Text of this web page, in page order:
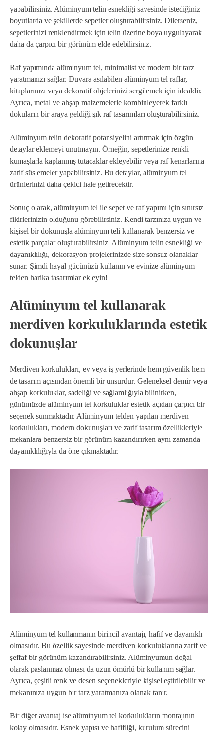
yapabilirsiniz. Alüminyum telin esnekliği sayesinde istediğiniz
boyutlarda ve şekillerde sepetler oluşturabilirsiniz. Dilerseniz,
sepetlerinizi renklendirmek için telin üzerine boya uygulayarak
daha da çarpıcı bir görünüm elde edebilirsiniz.
Raf yapımında alüminyum tel, minimalist ve modern bir tarz
yaratmanızı sağlar. Duvara asılabilen alüminyum tel raflar,
kitaplarınızı veya dekoratif objelerinizi sergilemek için idealdir.
Ayrıca, metal ve ahşap malzemelerle kombinleyerek farklı
dokuların bir araya geldiği şık raf tasarımları oluşturabilirsiniz.
Alüminyum telin dekoratif potansiyelini artırmak için özgün
detaylar eklemeyi unutmayın. Örneğin, sepetlerinize renkli
kumaşlarla kaplanmış tutacaklar ekleyebilir veya raf kenarlarına
zarif süslemeler yapabilirsiniz. Bu detaylar, alüminyum tel
ürünlerinizi daha çekici hale getirecektir.
Sonuç olarak, alüminyum tel ile sepet ve raf yapımı için sınırsız
fikirlerinizin olduğunu görebilirsiniz. Kendi tarzınıza uygun ve
kişisel bir dokunuşla alüminyum teli kullanarak benzersiz ve
estetik parçalar oluşturabilirsiniz. Alüminyum telin esnekliği ve
dayanıklılığı, dekorasyon projelerinizde size sonsuz olanaklar
sunar. Şimdi hayal gücünüzü kullanın ve evinize alüminyum
telden harika tasarımlar ekleyin!
Alüminyum tel kullanarak
merdiven korkuluklarında estetik
dokunuşlar
Merdiven korkulukları, ev veya iş yerlerinde hem güvenlik hem
de tasarım açısından önemli bir unsurdur. Geleneksel demir veya
ahşap korkuluklar, sadeliği ve sağlamlığıyla bilinirken,
günümüzde alüminyum tel korkuluklar estetik açıdan çarpıcı bir
seçenek sunmaktadır. Alüminyum telden yapılan merdiven
korkulukları, modern dokunuşları ve zarif tasarım özellikleriyle
mekanlara benzersiz bir görünüm kazandırırken aynı zamanda
dayanıklılığıyla da öne çıkmaktadır.
Alüminyum tel kullanmanın birincil avantajı, hafif ve dayanıklı
olmasıdır. Bu özellik sayesinde merdiven korkuluklarına zarif ve
şeffaf bir görünüm kazandırabilirsiniz. Alüminyumun doğal
olarak paslanmaz olması da uzun ömürlü bir kullanım sağlar.
Ayrıca, çeşitli renk ve desen seçenekleriyle kişiselleştirilebilir ve
mekanınıza uygun bir tarz yaratmanıza olanak tanır.
Bir diğer avantaj ise alüminyum tel korkulukların montajının
kolay olmasıdır. Esnek yapısı ve hafifliği, kurulum sürecini